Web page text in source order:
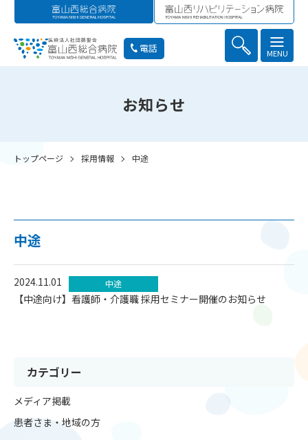
MENU
電話
お知らせ
トップページ 採用情報 中途
カテゴリー
メディア掲載
患者さま・地域の方
中途
2024.11.01 中途
【中途向け】看護師・介護職 採用セミナー開催のお知らせ